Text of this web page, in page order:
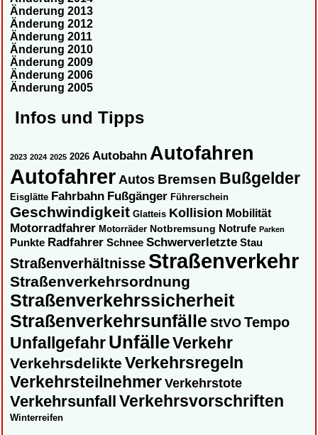
Änderung 2013
Änderung 2012
Änderung 2011
Änderung 2010
Änderung 2009
Änderung 2006
Änderung 2005
Infos und Tipps
2023 2024 2025 2026 Autobahn Autofahren
AutofahrerAutos Bremsen Bußgelder
Eisglätte Fahrbahn Fußgänger Führerschein
Geschwindigkeit Glatteis Kollision Mobilität
Motorradfahrer Motorräder Notbremsung Notrufe Parken
Punkte Radfahrer Schnee Schwerverletzte Stau
Straßenverhältnisse Straßenverkehr
Straßenverkehrsordnung
Straßenverkehrssicherheit
Straßenverkehrsunfälle StVOTempo
UnfallgefahrUnfälleVerkehr
Verkehrsdelikte Verkehrsregeln
Verkehrsteilnehmer Verkehrstote
Verkehrsunfall Verkehrsvorschriften
Winterreifen